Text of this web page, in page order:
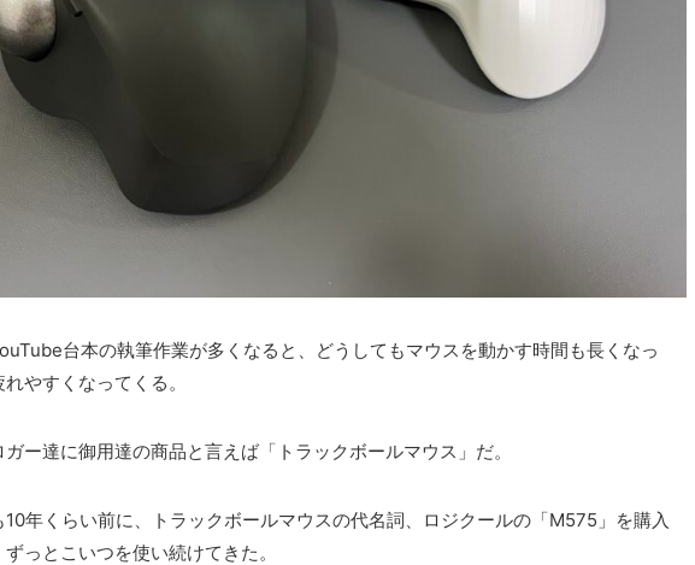
台本の執筆作業が多くなると、どうしてもマウスを動かす時間も長くなっ
やすくなってくる。
ー達に御用達の商品と言えば「トラックボールマウス」だ。
10年くらい前に、トラックボールマウスの代名詞、ロジクールの「M575」を購入
ずっとこいつを使い続けてきた。